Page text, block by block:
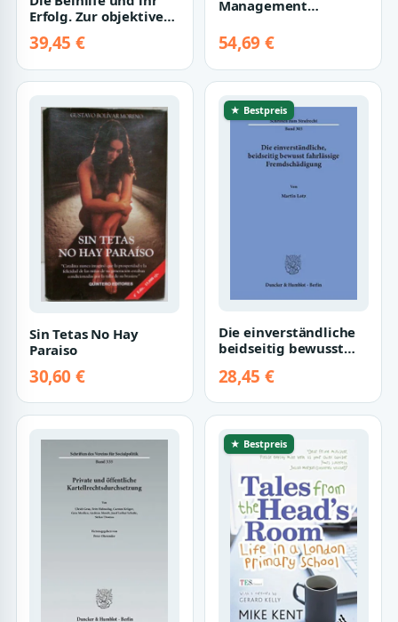
Erfolg. Zur objektiven
Hilfele…
39,45 €
Management
International
Workshop…
54,69 €
Sin Tetas No Hay
Paraiso
30,60 €
★ Bestpreis
Die einverständliche
beidseitig bewusst
Fremdschädigung. (…
28,45 €
★ Bestpreis